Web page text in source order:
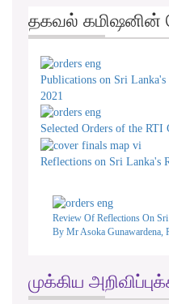
தகவல் கமிஷனின்
Publications on Sri
2021
Selected Orders of the RTI
Reflections on Sri Lanka's
Review Of Reflections On
By Mr Asoka Gunawardena,
முக்கிய